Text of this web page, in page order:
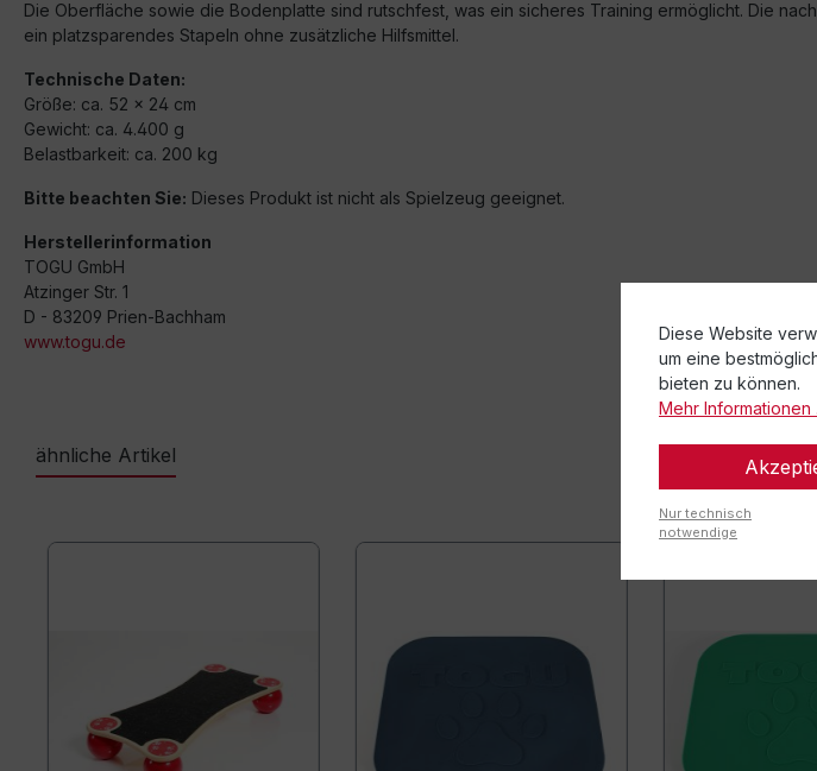
Die Oberfläche sowie die Bodenplatte sind rutschfest, was ein sicheres Training ermöglicht. Die
ein platzsparendes Stapeln ohne zusätzliche Hilfsmittel.
Technische Daten:
Größe: ca. 52 × 24 cm
Gewicht: ca. 4.400 g
Belastbarkeit: ca. 200 kg
Bitte beachten Sie: Dieses Produkt ist nicht als Spielzeug geeignet.
Herstellerinformation
TOGU GmbH
Atzinger Str. 1
D - 83209 Prien-Bachham
www.togu.de
ähnliche Artikel
Diese Website
um eine
bieten zu können.
Mehr Informationen
Nur technisch
notwendige